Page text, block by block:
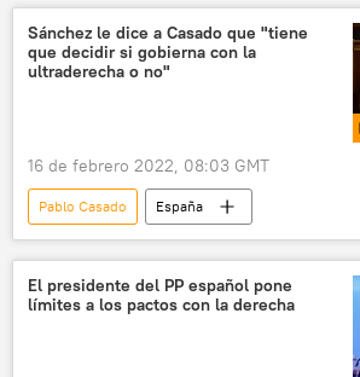
Partido Popular de España
Sánchez le dice a Casado que "tiene
que decidir si gobierna con la
ultraderecha o no"
16 de febrero 2022, 08:03 GMT
Pablo Casado
España
Partido Socialista Obrero Español (PSOE)
Partido Popular de España
Pedro Sánchez
El presidente del PP español pone
límites a los pactos con la derecha